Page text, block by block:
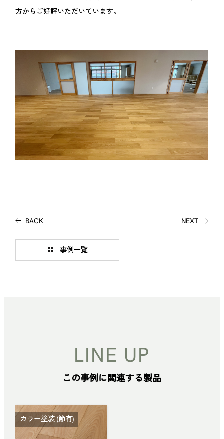
方からご好評いただいています。
BACK
事例一覧
NEXT
LINE UP
この事例に関連する製品
カラー塗装 (節有)